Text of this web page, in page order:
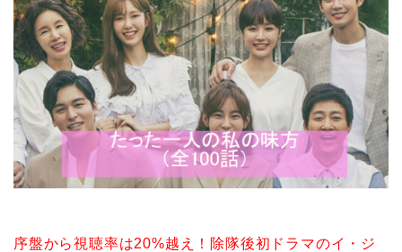
序盤から視聴率は20%越え！除隊後初ドラマのイ・ジ